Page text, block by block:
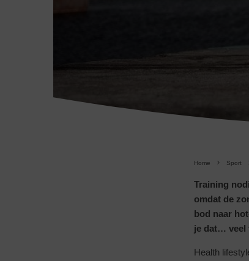
Home Sport
Training
omdat de
bod naar
je dat… veel
Health